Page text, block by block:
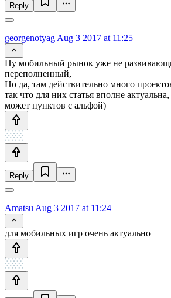
Reply
georgenotyag Aug 3 2017 at 11:25
Ну мобильный рынок уже не
переполненный,
Но да, там действительно много
так что для них статья вполне
может пунктов с альфой)
Reply
Amatsu Aug 3 2017 at 11:24
для мобильных игр очень актуально